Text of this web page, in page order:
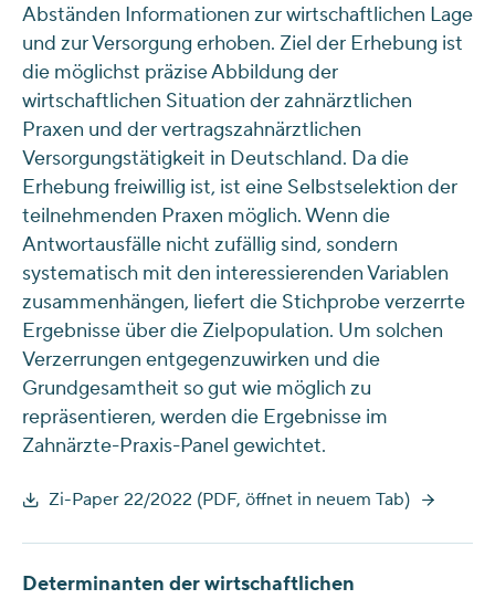
Abständen Informationen zur wirtschaftlichen Lage
und zur Versorgung erhoben. Ziel der Erhebung ist
die möglichst präzise Abbildung der
wirtschaftlichen Situation der zahnärztlichen
Praxen und der vertragszahnärztlichen
Versorgungstätigkeit in Deutschland. Da die
Erhebung freiwillig ist, ist eine Selbstselektion der
teilnehmenden Praxen möglich. Wenn die
Antwortausfälle nicht zufällig sind, sondern
systematisch mit den interessierenden Variablen
zusammenhängen, liefert die Stichprobe verzerrte
Ergebnisse über die Zielpopulation. Um solchen
Verzerrungen entgegenzuwirken und die
Grundgesamtheit so gut wie möglich zu
repräsentieren, werden die Ergebnisse im
Zahnärzte-Praxis-Panel gewichtet.
Zi-Paper 22/2022 (PDF, öffnet in neuem Tab)
Determinanten der wirtschaftlichen